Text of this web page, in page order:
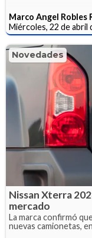
Marco Angel Robles
Miércoles, 22 de abril
Novedades
Nissan Xterra
mercado
La marca confirmó
nuevas camionetas,